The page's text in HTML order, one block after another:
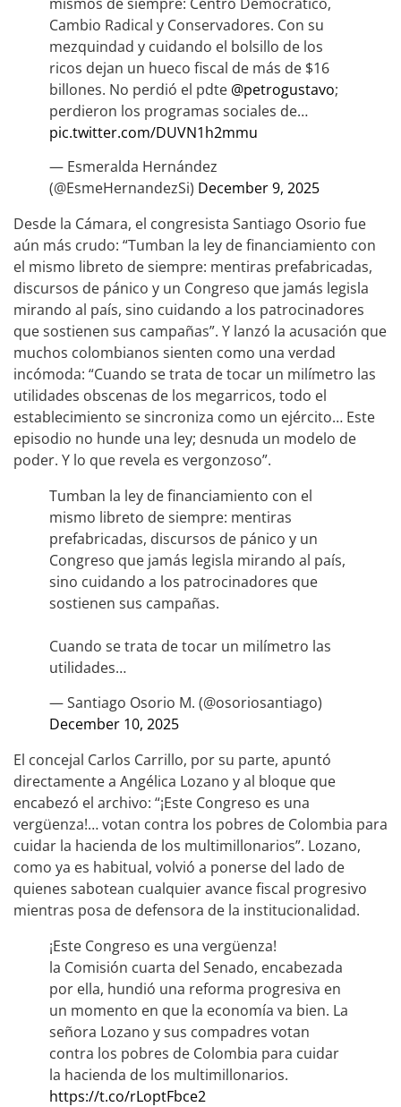
Cambio Radical y Conservadores. Con su
mezquindad y cuidando el bolsillo de los
ricos dejan un hueco fiscal de más de $16
billones. No perdió el pdte @petrogustavo;
perdieron los programas sociales de…
pic.twitter.com/DUVN1h2mmu
— Esmeralda Hernández
(@EsmeHernandezSi) December 9, 2025
Desde la Cámara, el congresista Santiago Osorio fue
aún más crudo: “Tumban la ley de financiamiento con
el mismo libreto de siempre: mentiras prefabricadas,
discursos de pánico y un Congreso que jamás legisla
mirando al país, sino cuidando a los patrocinadores
que sostienen sus campañas”. Y lanzó la acusación que
muchos colombianos sienten como una verdad
incómoda: “Cuando se trata de tocar un milímetro las
utilidades obscenas de los megarricos, todo el
establecimiento se sincroniza como un ejército… Este
episodio no hunde una ley; desnuda un modelo de
poder. Y lo que revela es vergonzoso”.
Tumban la ley de financiamiento con el
mismo libreto de siempre: mentiras
prefabricadas, discursos de pánico y un
Congreso que jamás legisla mirando al país,
sino cuidando a los patrocinadores que
sostienen sus campañas.
Cuando se trata de tocar un milímetro las
utilidades…
— Santiago Osorio M. (@osoriosantiago)
December 10, 2025
El concejal Carlos Carrillo, por su parte, apuntó
directamente a Angélica Lozano y al bloque que
encabezó el archivo: “¡Este Congreso es una
vergüenza!… votan contra los pobres de Colombia para
cuidar la hacienda de los multimillonarios”. Lozano,
como ya es habitual, volvió a ponerse del lado de
quienes sabotean cualquier avance fiscal progresivo
mientras posa de defensora de la institucionalidad.
¡Este Congreso es una vergüenza!
la Comisión cuarta del Senado, encabezada
por ella, hundió una reforma progresiva en
un momento en que la economía va bien. La
señora Lozano y sus compadres votan
contra los pobres de Colombia para cuidar
la hacienda de los multimillonarios.
https://t.co/rLoptFbce2